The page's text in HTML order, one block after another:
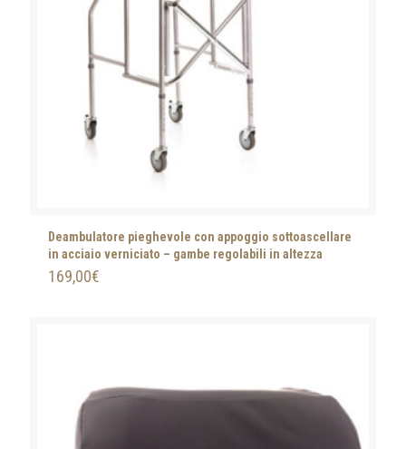
Deambulatore pieghevole con appoggio sottoascellare
in acciaio verniciato – gambe regolabili in altezza
169,00€